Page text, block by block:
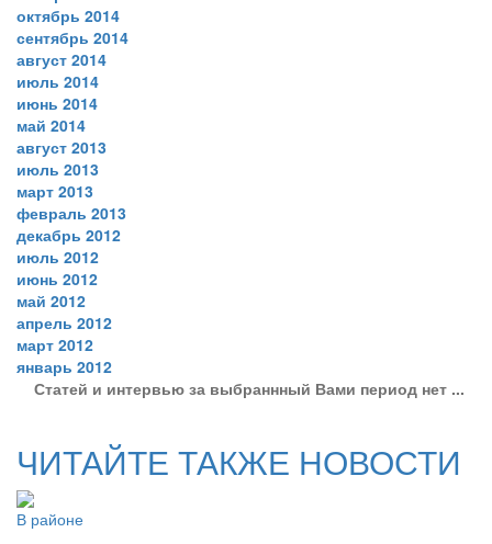
октябрь 2014
сентябрь 2014
август 2014
июль 2014
июнь 2014
май 2014
август 2013
июль 2013
март 2013
февраль 2013
декабрь 2012
июль 2012
июнь 2012
май 2012
апрель 2012
март 2012
январь 2012
Статей и интервью за выбраннный Вами период нет ...
ЧИТАЙТЕ ТАКЖЕ НОВОСТИ
В районе